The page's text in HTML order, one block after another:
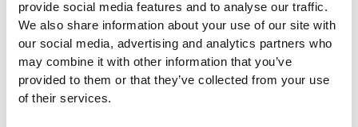
provide social media features and to analyse our traffic.
We also share information about your use of our site with
our social media, advertising and analytics partners who
may combine it with other information that you’ve
provided to them or that they’ve collected from your use
of their services.